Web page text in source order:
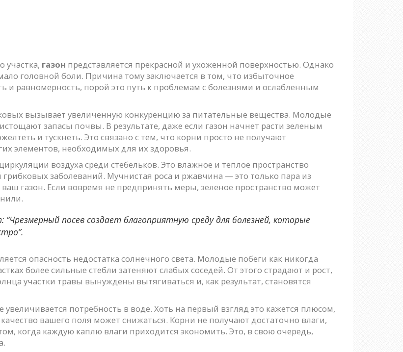
участка, газон представляется прекрасной и ухоженной поверхностью. Однако
головной боли. Причина тому заключается в том, что избыточное
и равномерность, порой это путь к проблемам с болезнями и ослабленным
вызывает увеличенную конкуренцию за питательные вещества. Молодые
запасы почвы. В результате, даже если газон начнет расти зеленым
и тускнеть. Это связано с тем, что корни просто не получают
элементов, необходимых для их здоровья.
воздуха среди стебельков. Это влажное и теплое пространство
заболеваний. Мучнистая роса и ржавчина — это только пара из
газон. Если вовремя не предпринять меры, зеленое пространство может
посев создает благоприятную среду для болезней, которые
опасность недостатка солнечного света. Молодые побеги как никогда
более сильные стебли затеняют слабых соседей. От этого страдают и рост,
участки травы вынуждены вытягиваться и, как результат, становятся
потребность в воде. Хоть на первый взгляд это кажется плюсом,
вашего поля может снижаться. Корни не получают достаточно влаги,
когда каждую каплю влаги приходится экономить. Это, в свою очередь,